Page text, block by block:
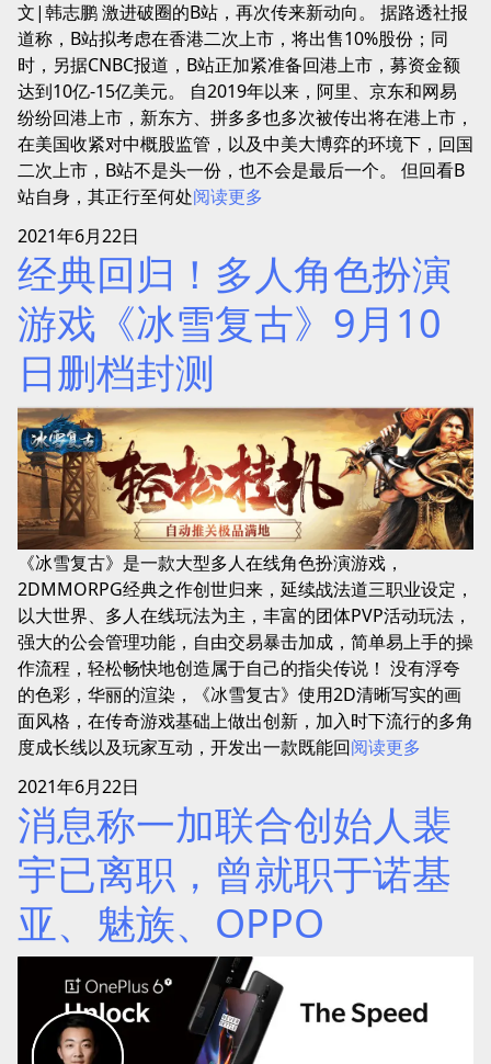
文|韩志鹏 激进破圈的B站，再次传来新动向。 据路透社报
道称，B站拟考虑在香港二次上市，将出售10%股份；同
时，另据CNBC报道，B站正加紧准备回港上市，募资金额
达到10亿-15亿美元。 自2019年以来，阿里、京东和网易
纷纷回港上市，新东方、拼多多也多次被传出将在港上市，
在美国收紧对中概股监管，以及中美大博弈的环境下，回国
二次上市，B站不是头一份，也不会是最后一个。 但回看B
站自身，其正行至何处阅读更多
2021年6月22日
经典回归！多人角色扮演
游戏《冰雪复古》9月10
日删档封测
《冰雪复古》是一款大型多人在线角色扮演游戏，
2DMMORPG经典之作创世归来，延续战法道三职业设定，
以大世界、多人在线玩法为主，丰富的团体PVP活动玩法，
强大的公会管理功能，自由交易暴击加成，简单易上手的操
作流程，轻松畅快地创造属于自己的指尖传说！ 没有浮夸
的色彩，华丽的渲染，《冰雪复古》使用2D清晰写实的画
面风格，在传奇游戏基础上做出创新，加入时下流行的多角
度成长线以及玩家互动，开发出一款既能回阅读更多
2021年6月22日
消息称一加联合创始人裴
宇已离职，曾就职于诺基
亚、魅族、OPPO